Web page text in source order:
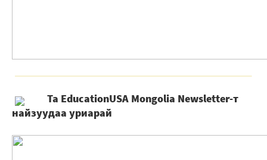
Та EducationUSA Mongolia Newsletter-т
найзуудаа уриарай